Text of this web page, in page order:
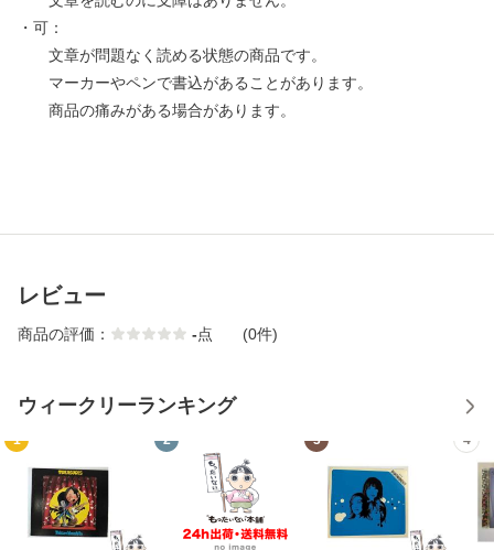
・可：
文章が問題なく読める状態の商品です。
マーカーやペンで書込があることがあります。
商品の痛みがある場合があります。
レビュー
商品の評価： -点 (0件)
ウィークリーランキング
1 2 3 4